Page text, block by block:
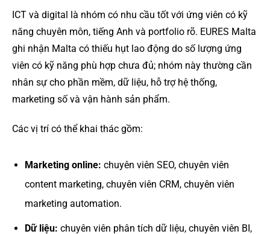
ICT và digital là nhóm có nhu cầu tốt với ứng viên có kỹ
năng chuyên môn, tiếng Anh và portfolio rõ. EURES Malta
ghi nhận Malta có thiếu hụt lao động do số lượng ứng
viên có kỹ năng phù hợp chưa đủ; nhóm này thường cần
nhân sự cho phần mềm, dữ liệu, hỗ trợ hệ thống,
marketing số và vận hành sản phẩm.
Các vị trí có thể khai thác gồm:
Marketing online: chuyên viên SEO, chuyên viên
content marketing, chuyên viên CRM, chuyên viên
marketing automation.
Dữ liệu: chuyên viên phân tích dữ liệu, chuyên viên BI,